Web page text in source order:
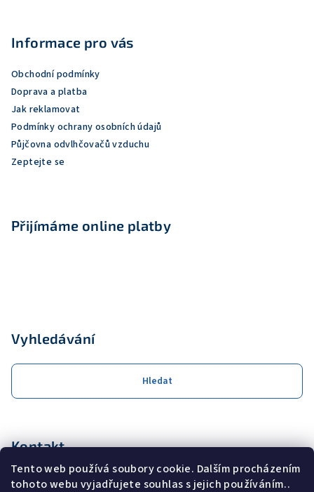
Tento web používá soubory cookie. Dalším procházením
tohoto webu vyjadřujete souhlas s jejich používáním..
Informace pro vás
Obchodní podmínky
Doprava a platba
Jak reklamovat
Podmínky ochrany osobních údajů
Půjčovna odvlhčovačů vzduchu
Zeptejte se
Přijímáme online platby
Vyhledávání
Hledat
Kontakt
obchod
coolservis.cz